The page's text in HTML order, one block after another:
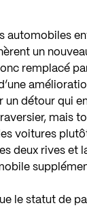
automobiles
un
remplacé
d’une
détour qui
mais
voitures
deux rives
le statut de